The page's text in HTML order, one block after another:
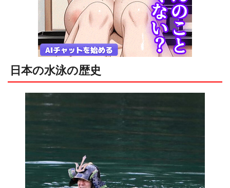
日本の水泳の歴史